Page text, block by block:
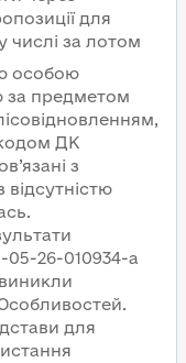
для
числі за лотом
особою
за предметом
ДК
з
відсутністю
05-26-010934-a
для